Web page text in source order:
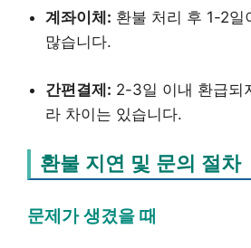
계좌이체: 환불 처리 후 1-2일
많습니다.
간편결제: 2-3일 이내 환급되
라 차이는 있습니다.
환불 지연 및 문의 절차
문제가 생겼을 때